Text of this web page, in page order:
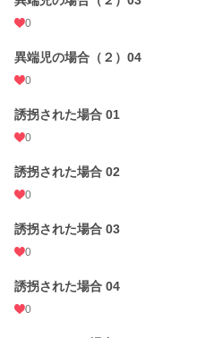
0
異端児の場合（２）04
0
誘拐された場合 01
0
誘拐された場合 02
0
誘拐された場合 03
0
誘拐された場合 04
0